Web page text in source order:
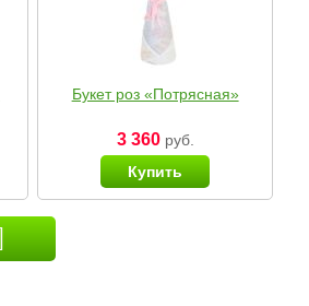
Букет роз «Потрясная»
3 360руб.
Купить